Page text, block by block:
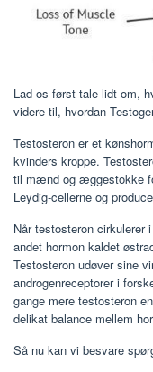
Lad os først tale lidt om,
videre til, hvordan
Testosteron er et
kvinders kroppe.
til mænd og æggestokke
Leydig-cellerne og
Når testosteron
andet hormon kaldet
Testosteron udøver sine
androgenreceptorer i
gange mere testosteron
delikat balance mellem
Så nu kan vi besvare